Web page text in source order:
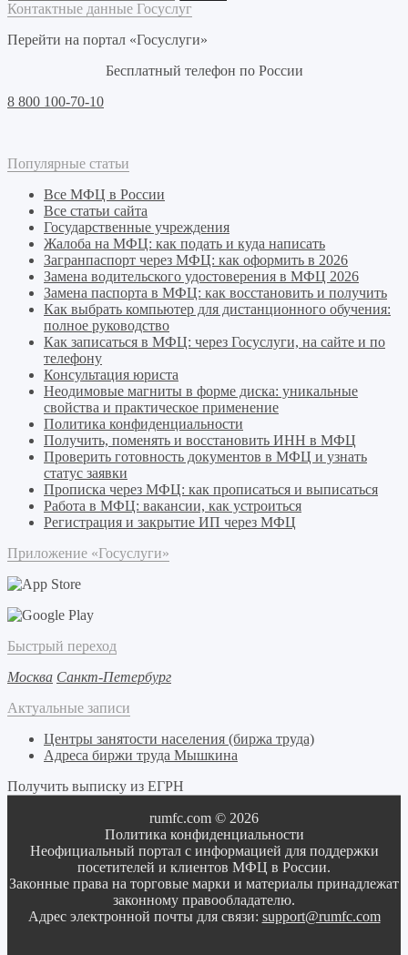
Контактные данные Госуслуг
Перейти на портал «Госуслуги»
Бесплатный телефон по России
8 800 100-70-10
Популярные статьи
Все МФЦ в России
Все статьи сайта
Государственные учреждения
Жалоба на МФЦ: как подать и куда написать
Загранпаспорт через МФЦ: как оформить в 2026
Замена водительского удостоверения в МФЦ 2026
Замена паспорта в МФЦ: как восстановить и получить
Как выбрать компьютер для дистанционного обучения:
полное руководство
Как записаться в МФЦ: через Госуслуги, на сайте и по
телефону
Консультация юриста
Неодимовые магниты в форме диска: уникальные
свойства и практическое применение
Политика конфиденциальности
Получить, поменять и восстановить ИНН в МФЦ
Проверить готовность документов в МФЦ и узнать
статус заявки
Прописка через МФЦ: как прописаться и выписаться
Работа в МФЦ: вакансии, как устроиться
Регистрация и закрытие ИП через МФЦ
Приложение «Госуслуги»
Быстрый переход
Москва Санкт-Петербург
Актуальные записи
Центры занятости населения (биржа труда)
Адреса биржи труда Мышкина
Получить выписку из ЕГРН
rumfc.com © 2026
Политика конфиденциальности
Неофициальный портал с информацией для поддержки
посетителей и клиентов МФЦ в России.
Законные права на торговые марки и материалы принадлежат
законному правообладателю.
Адрес электронной почты для связи: support@rumfc.com